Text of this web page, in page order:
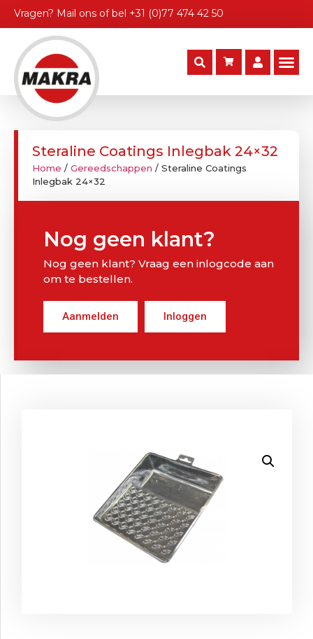
Vragen? Mail ons of bel +31 (0)77 474 42 50
Steraline Coatings Inlegbak 24×32
Home / Gereedschappen / Steraline Coatings
Inlegbak 24×32
Nog geen klant?
Nog geen klant? Vraag een inlogcode aan
om te bestellen.
Aanmelden Inloggen